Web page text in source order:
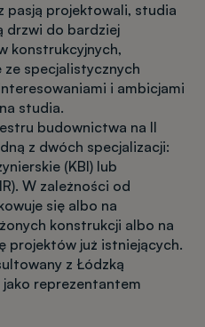
pasją projektowali, studia
drzwi do bardziej
konstrukcyjnych,
ze specjalistycznych
i ambicjami
studia.
budownictwa na II
z dwóch specjalizacji:
(KBI) lub
W zależności od
się albo na
konstrukcji albo na
projektów już istniejących.
z Łódzką
reprezentantem